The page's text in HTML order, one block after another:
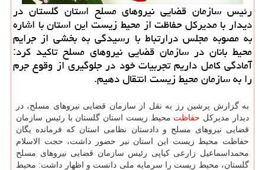
رئیس سازمان قضایی نیروهای مسلح استان گلستان در
دیدار با مدیركل حفاظت از محیط زیست این استان با اشاره
به مصوبه مجلس درارتباط با رسیدگی به بخشی از جرایم
محیط بانان در سازمان قضایی نیروهای مسلح تاكید كرد:
آمادگی كامل داریم تجربیات خود در جلوگیری از وقوع جرم
را به سازمان محیط زیست انتقال دهیم.
به گزارش پرشین رز به نقل از سازمان قضایی نیروهای مسلح، در
دیدار مدیرکل حفاظت محیط زیست استان گلستان با رئیس سازمان
قضایی نیروهای مسلح و دادستان نظامی استان که فرمانده یگان
حفاظت محیط زیست این استان نیر حضور داشت، حجت الاسلام
محمداسماعیل زارعی کیاپی رئیس سازمان قضایی نیروهای مسلح
گلستان، محیط زیست را سرمایه ملی دانست و اظهار داشت: محیط